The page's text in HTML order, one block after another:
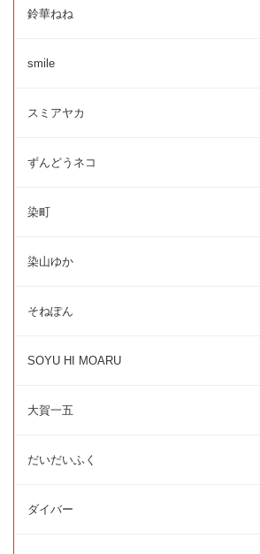
鈴華ねね
smile
スミアヤカ
ずんどうネコ
染町
染山ゆか
そねぽん
SOYU HI MOARU
大賀一五
だいだいふく
ダイバー